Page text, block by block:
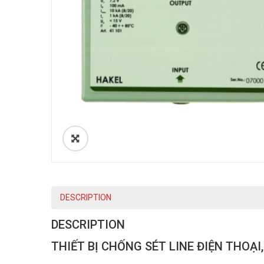
DESCRIPTION
DESCRIPTION
THIẾT BỊ CHỐNG SÉT LINE ĐIỆN